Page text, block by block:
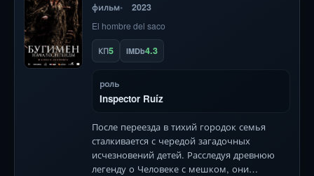
фильм 2023
El hombre del saco
КП5 IMDb4.3
роль
Inspector Ruíz
После переезда в тихий городок семья
сталкивается с чередой загадочных
исчезновений детей. Расследуя древнюю
легенду о Человеке с мешком, они